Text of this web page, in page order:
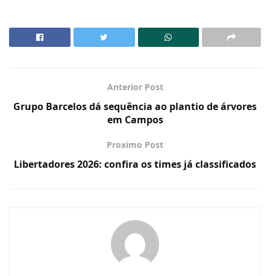
Anterior Post
Grupo Barcelos dá sequência ao plantio de árvores
em Campos
Proximo Post
Libertadores 2026: confira os times já classificados